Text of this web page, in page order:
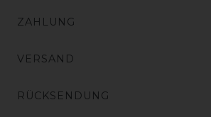
ZAHLUNG
VERSAND
RÜCKSENDUNG